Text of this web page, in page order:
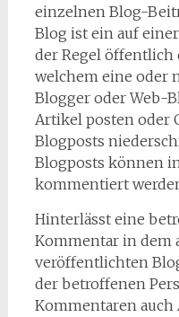
einzelnen Blog-
Blog ist ein auf
der Regel öffentlich
welchem eine oder
Blogger oder Web-
Artikel posten oder
Blogposts
Blogposts können
kommentiert
Hinterlässt eine
Kommentar in dem
veröffentlichten
der betroffenen
Kommentaren